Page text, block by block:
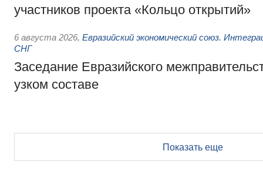
участников проекта «Кольцо открытий»
6 августа 2026, Евразийский экономический союз.
СНГ
Заседание Евразийского
узком составе
Показать еще